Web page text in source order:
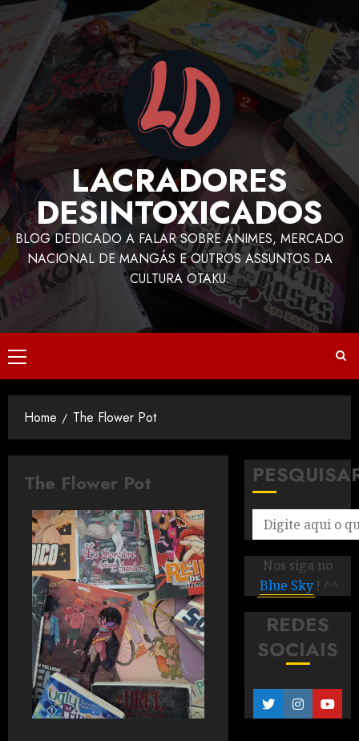
LACRADORES
DESINTOXICADOS
BLOG DEDICADO A FALAR SOBRE ANIMES, MERCADO
NACIONAL DE MANGÁS E OUTROS ASSUNTOS DA
CULTURA OTAKU.
Home The Flower Pot
The Flower Pot
Nos siga no
Blue Sky ! ^^
REDES
SOCIAIS